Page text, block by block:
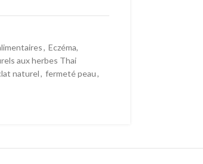
, Eczéma,
aux herbes Thai
naturel, fermeté peau,